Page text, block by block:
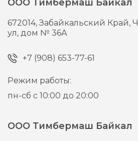
ООО Тимбермаш Байкал
672014,Забайкальский Край,
ул, дом № 36А
+7 (908) 653-77-61
Режим работы:
пн-сб с 10:00 до 20:00
ООО Тимбермаш Байкал